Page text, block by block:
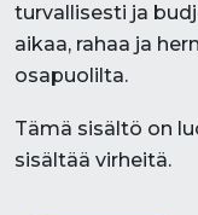
turvallisesti ja
aikaa, rahaa ja
osapuolilta.
Tämä sisältö on
sisältää virheitä.